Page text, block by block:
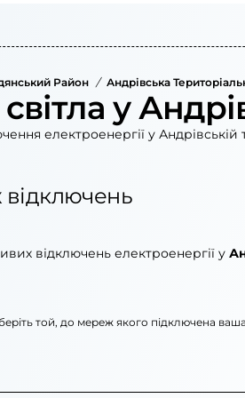
Район / Андрівська
у
електроенергії у
відключень
відключень електроенергії у
той, до мереж якого підключена